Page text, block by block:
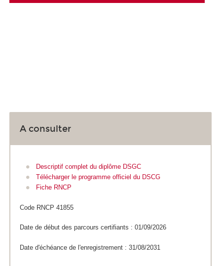
A consulter
Descriptif complet du diplôme DSGC
Télécharger le programme officiel du DSCG
Fiche RNCP
Code RNCP 41855
Date de début des parcours certifiants : 01/09/2026
Date d'échéance de l'enregistrement : 31/08/2031